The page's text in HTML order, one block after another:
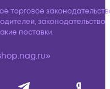
торговое
законодательство
поставки.